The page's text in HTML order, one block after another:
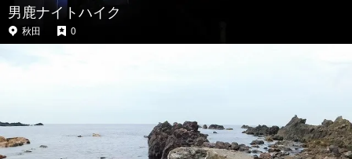
男鹿ナイトハイク
秋田 0